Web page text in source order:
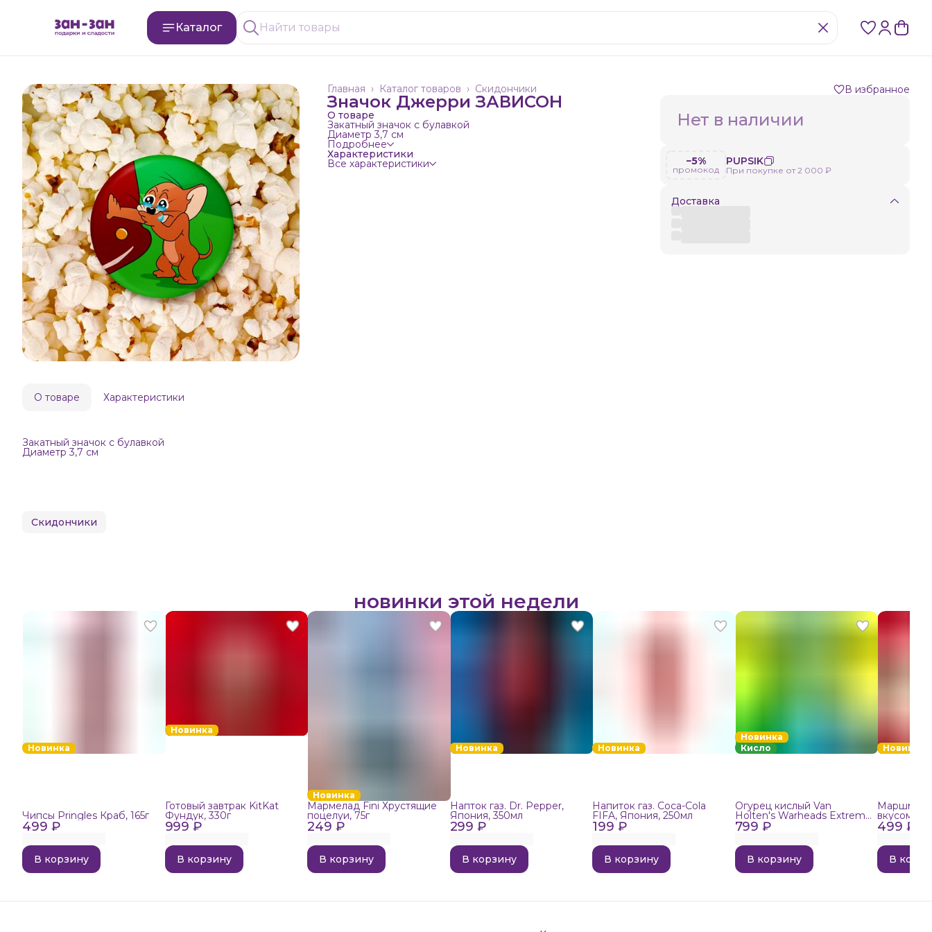
Каталог
Скидончики
Каталог товаров ›
Главная ›
Значок Джерри ЗАВИСОН
О товаре
Закатный значок с булавкой
Диаметр 3,7 см
Подробнее
Характеристики
Все характеристики
В избранное
Нет в наличии
−5%
промокод
PUPSIK
При покупке от 2 000 ₽
Доставка
О товаре Характеристики
Закатный значок с булавкой
Диаметр 3,7 см
Скидончики
новинки этой недели
Новинка
499 ₽
Чипсы Pringles Краб, 165г
В корзину
Новинка
999 ₽
Готовый завтрак KitKat
Фундук, 330г
В корзину
Новинка
249 ₽
Мармелад Fini Хрустящие
поцелуи, 75г
В корзину
Новинка
299 ₽
Напток газ. Dr. Pepper,
Япония, 350мл
В корзину
Новинка
199 ₽
Напиток газ. Coca-Cola
FIFA, Япония, 250мл
В корзину
Новинка
Кисло
799 ₽
Огурец кислый Van
Holten's Warheads Extreme
Sour, 140г
В корзину
Новинка
499 ₽
вкусом
В